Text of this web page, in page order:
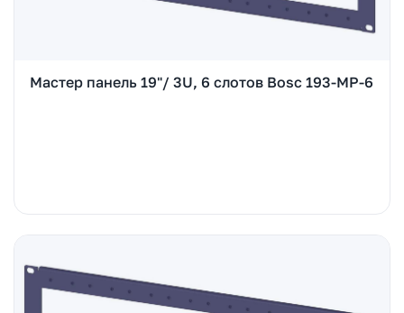
Мастер панель 19"/ 3U, 6 слотов Bosc 193-MP-6